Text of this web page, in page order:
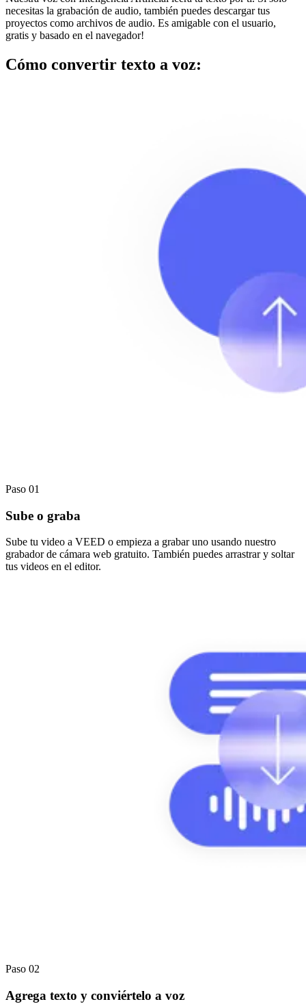
necesitas la grabación de audio, también puedes descargar tus
proyectos como archivos de audio. Es amigable con el usuario,
gratis y basado en el navegador!
Cómo convertir texto a voz:
Paso 01
Sube o graba
Sube tu video a VEED o empieza a grabar uno usando nuestro
grabador de cámara web gratuito. También puedes arrastrar y soltar
tus videos en el editor.
Paso 02
Agrega texto y conviértelo a voz